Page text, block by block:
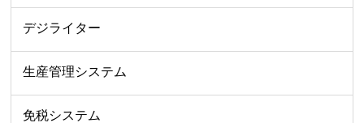
デジライター
生産管理システム
免税システム